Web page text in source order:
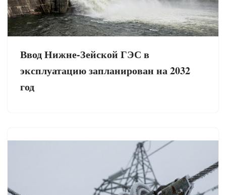
Ввод Нижне-Зейской ГЭС в
эксплуатацию запланирован на 2032
год